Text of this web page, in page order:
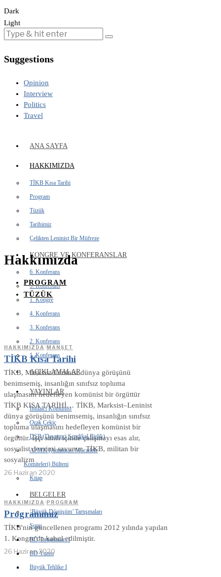
Dark
Light
Suggestions
Opinion
Interview
Politics
Travel
ANA SAYFA
HAKKIMIZDA
TİKB Kısa Tarihi
Program
Tüzük
Tarihimiz
Çelikten Leninist Bir Müfreze
KONGRE VE KONFERANSLAR
6. Konferans
5. Konferans
1. Kongre
4. Konferans
3. Konferans
2. Konferans
1. Konferans
AÇIKLAMALAR
YAYINLAR
İhtilalci Komünist
Orak Çekiç
DSB (Devrimci Sendikal Birlik)
AFMK (Antifaşist Mücadele
Komiteleri) Bülteni
Kitap
BELGELER
‘Büyük Dönüşüm’ Tartışmaları
Sunu
BD Tartışmaları I
BD Yazısı
Büyük Tehlike I
Hakkımızda
PROGRAM
TÜZÜK
HAKKIMIZDA ·MANŞET
TİKB Kısa Tarihi
TİKB, Marksist-Leninist dünya görüşünü
benimsemiş, insanlığın sınıfsız topluma
ulaşmasını hedefleyen komünist bir örgüttür
TİKB KISA TARİHİ… TİKB, Marksist–Leninist
dünya görüşünü benimsemiş, insanlığın sınıfsız
topluma ulaşmasını hedefleyen komünist bir
örgüttür. İşçi sınıfı içinde çalışmayı esas alır,
sosyalist devrimi savunur. TİKB, militan bir
sosyalizm
26 Haziran 2020
HAKKIMIZDA ·PROGRAM
Programımız
TİKB'nin güncellenen programı 2012 yılında yapılan
1. Kongre'de kabul edilmiştir.
26 Haziran 2020